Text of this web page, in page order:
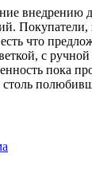
внедрению
Покупатели,
что
с
пока
столь